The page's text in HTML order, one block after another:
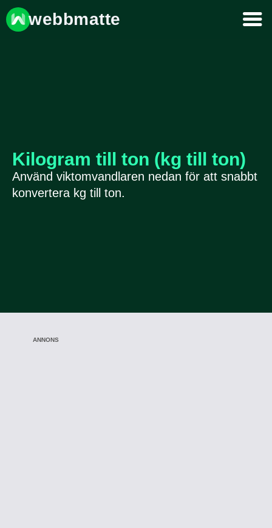
webbmatte
Kilogram till ton (kg till ton)
Använd viktomvandlaren nedan för att snabbt
konvertera kg till ton.
ANNONS